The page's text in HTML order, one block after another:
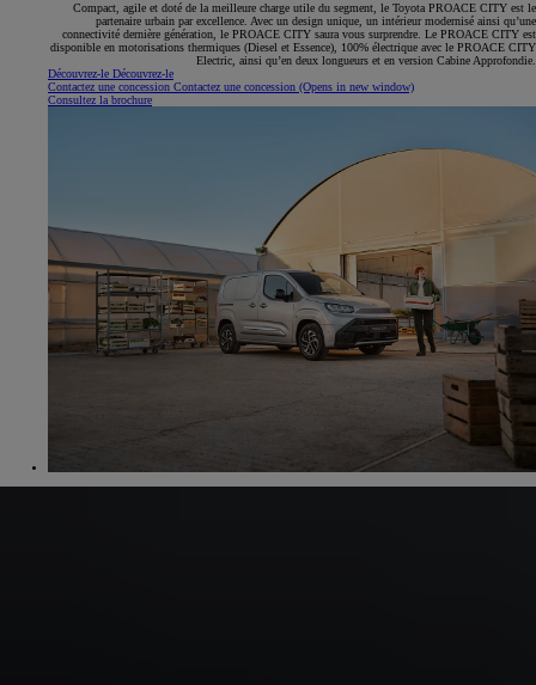
Compact, agile et doté de la meilleure charge utile du segment, le Toyota PROACE CITY est le
partenaire urbain par excellence. Avec un design unique, un intérieur modernisé ainsi qu’une
connectivité dernière génération, le PROACE CITY saura vous surprendre. Le PROACE CITY est
disponible en motorisations thermiques (Diesel et Essence), 100% électrique avec le PROACE CITY
Electric, ainsi qu’en deux longueurs et en version Cabine Approfondie.
Découvrez-le Découvrez-le
Contactez une concession Contactez une concession (Opens in new window)
Consultez la brochure